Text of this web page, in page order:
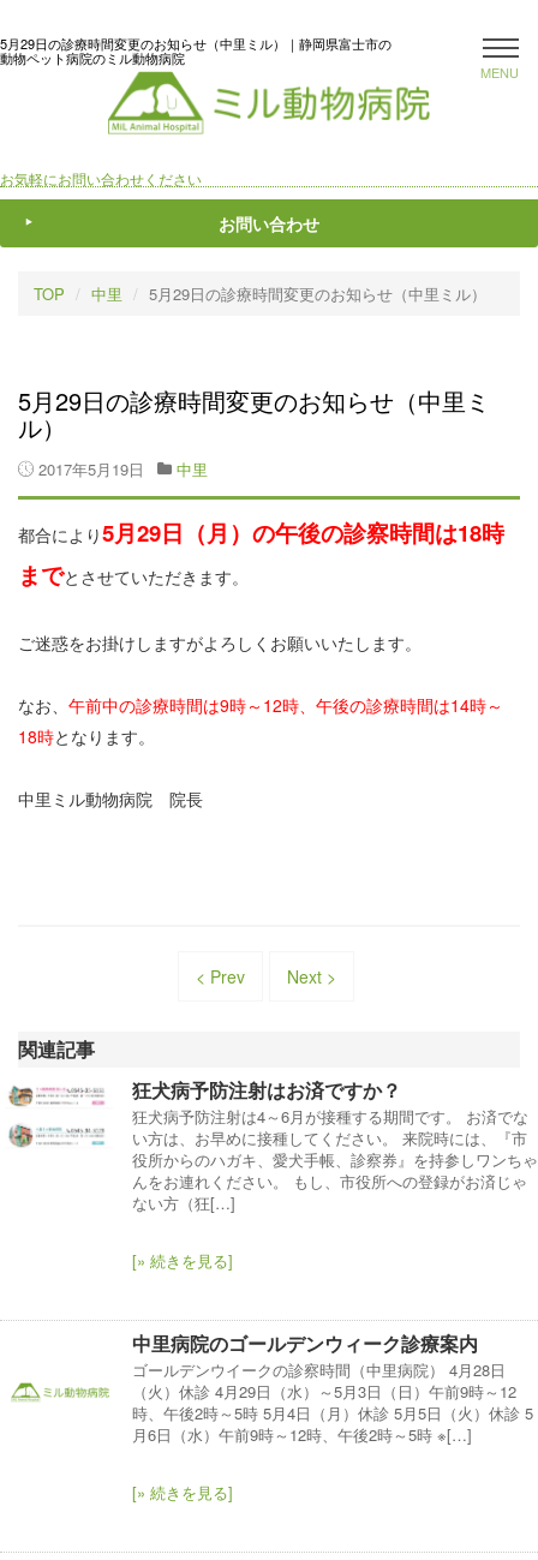
MENU
5月29日の診療時間変更のお知らせ（中里ミル）｜静岡県富士市の
動物ペット病院のミル動物病院
お気軽にお問い合わせください
お問い合わせ
TOP 中里 5月29日の診療時間変更のお知らせ（中里ミル）
5月29日の診療時間変更のお知らせ（中里ミ
ル）
2017年5月19日 中里
都合により5月29日（月）の午後の診察時間は18時
までとさせていただきます。
ご迷惑をお掛けしますがよろしくお願いいたします。
なお、 午前中の診療時間は9時～12時、午後の診療時間は14時～
18時となります。
中里ミル動物病院 院長
< Prev Next >
関連記事
狂犬病予防注射はお済ですか？
狂犬病予防注射は4～6月が接種する期間です。 お済でな
い方は、お早めに接種してください。 来院時には、『市
役所からのハガキ、愛犬手帳、診察券』を持参しワンちゃ
んをお連れください。 もし、市役所への登録がお済じゃ
ない方（狂[…]
[» 続きを見る]
中里病院のゴールデンウィーク診療案内
ゴールデンウイークの診察時間（中里病院） 4月28日
（火）休診 4月29日（水）～5月3日（日）午前9時～12
時、午後2時～5時 5月4日（月）休診 5月5日（火）休診 5
月6日（水）午前9時～12時、午後2時～5時 ※[…]
[» 続きを見る]